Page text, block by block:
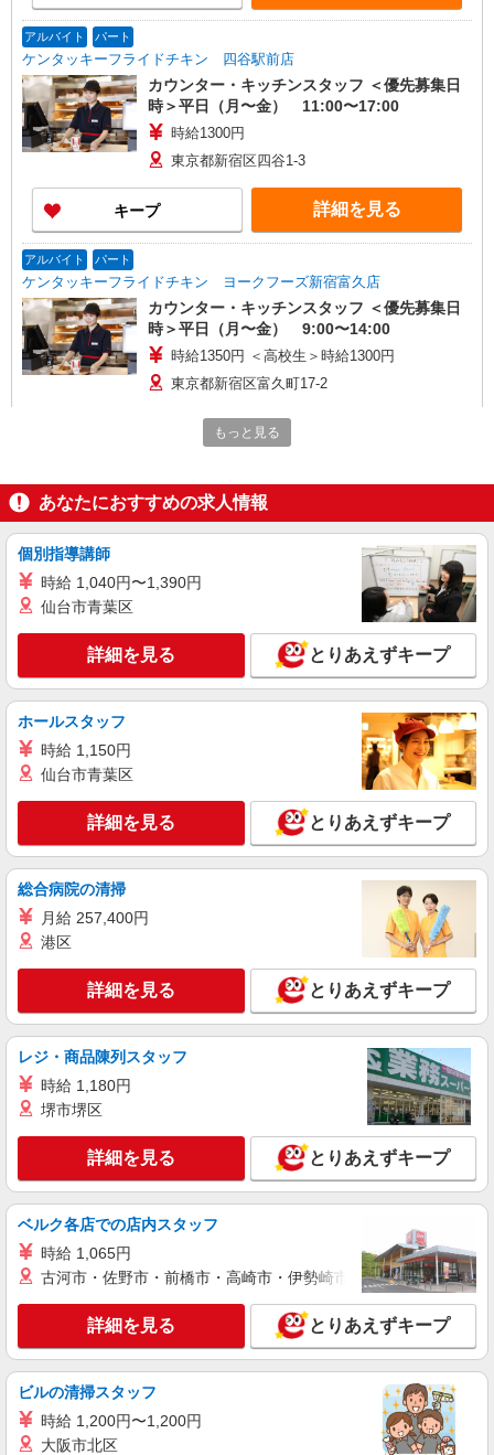
アルバイト パート
ケンタッキーフライドチキン 四谷駅前店
カウンター・キッチンスタッフ ＜優先募集日
時＞平日（月〜金） 11:00〜17:00
時給1300円
東京都新宿区四谷1-3
キープ 詳細を見る
アルバイト パート
ケンタッキーフライドチキン ヨークフーズ新宿富久店
カウンター・キッチンスタッフ ＜優先募集日
時＞平日（月〜金） 9:00〜14:00
時給1350円 ＜高校生＞時給1300円
東京都新宿区富久町17-2
アルバイト パート
ケンタッキーフライドチキン 早稲田駅前店
カウンター・キッチンスタッフ ＜優先募集日
時＞平日（月〜金） 9:00〜14:00
時給1300円
キープ 詳細を見る
アルバイト パート
ケンタッキーフライドチキン 新宿東宝ビル店
カウンター・キッチンスタッフ ＜優先募集日
時給1350円 ＜高校生＞時給1300円
東京都新宿区歌舞伎町1－19－1 FSビル
キープ 詳細を見る
アルバイト パート
コンパスグループ・ジャパン株式会社 21238_p
調理補助【アルバイト・パート】
時給1,400円以上 試用期間中 時給1,400円以上
(試用期間2ヶ月) 残業が発生した場合、残業代を1
大日本印刷市ヶ谷 （東京都新宿区市谷加賀町
詳細を見る
パート
コンパスグループ・ジャパン株式会社 31905_p
調理師【アルバイト・パート】
分単位で別途支給します。
東京都庁 （東京都新宿区西新宿2‐8‐1 東京
都庁第一本庁舎32階）
キープ 詳細を見る
アルバイト
コンパスグループ・ジャパン株式会社 39538_p
もっと見る
あなたにおすすめの求人情報
個別指導講師
時給 1,040円〜1,390円
仙台市青葉区
詳細を見る とりあえずキープ
ホールスタッフ
時給 1,150円
仙台市青葉区
詳細を見る とりあえずキープ
総合病院の清掃
月給 257,400円
港区
詳細を見る とりあえずキープ
レジ・商品陳列スタッフ
時給 1,180円
堺市堺区
詳細を見る とりあえずキープ
ベルク各店での店内スタッフ
時給 1,065円
古河市・佐野市・前橋市・高崎市・伊勢崎市・太田市・館林市
詳細を見る とりあえずキープ
ビルの清掃スタッフ
時給 1,200円〜1,200円
大阪市北区